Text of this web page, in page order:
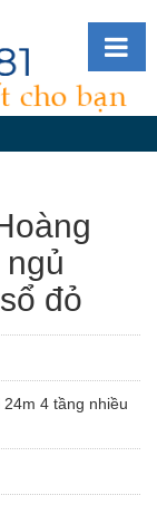
đỏ
4 tầng nhiều